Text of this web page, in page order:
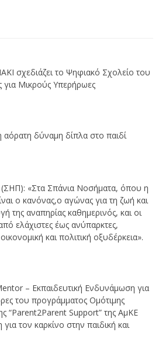
σχεδιάζει το Ψηφιακό Σχολείο του
για Μικρούς Υπερήρωες
αόρατη δύναμη δίπλα στο παιδί
«Στα Σπάνια Νοσήματα, όπου η
ο κανόνας,ο αγώνας για τη ζωή και
της αναπηρίας καθημερινός, και οι
ελάχιστες έως ανύπαρκτες,
και πολιτική οξυδέρκεια».
– Εκπαιδευτική Ενδυνάμωση για
του προγράμματος Ομότιμης
“Parent2Parent Support” της ΑμΚΕ
τον καρκίνο στην παιδική και